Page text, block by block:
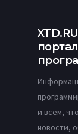
и всём,
новости,